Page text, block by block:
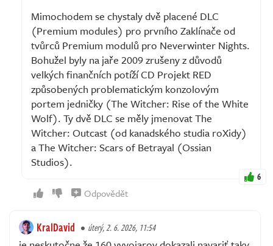
Mimochodem se chystaly dvě placené DLC
(Premium modules) pro prvního Zaklínače od
tvůrců Premium modulů pro Neverwinter Nights.
Bohužel byly na jaře 2009 zrušeny z důvodů
velkých finančních potíží CD Projekt RED
způsobených problematickým konzolovým
portem jedničky (The Witcher: Rise of the White
Wolf). Ty dvě DLC se měly jmenovat The
Witcher: Outcast (od kanadského studia roXidy)
a The Witcher: Scars of Betrayal (Ossian
Studios).
6
Odpovědět
KralDavid úterý, 2. 6. 2026, 11:54